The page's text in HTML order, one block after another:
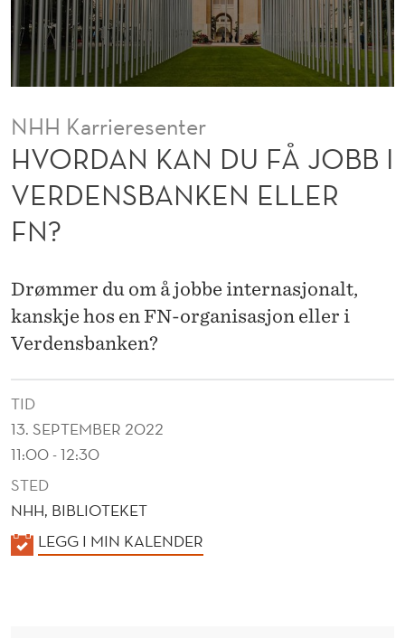
Å
J
O
B
B
V
E
R
D
E
N
S
B
A
N
NHH Karrieresenter
HVORDAN KAN DU FÅ JOBB I
VERDENSBANKEN ELLER
FN?
Drømmer du om å jobbe internasjonalt,
kanskje hos en FN-organisasjon eller i
Verdensbanken?
TID
13. SEPTEMBER 2022
11:00 - 12:30
STED
NHH, BIBLIOTEKET
K
LEGG I MIN KALENDER